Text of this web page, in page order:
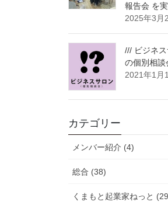
報告会 を
2025年3月
/// ビジネ
の個別相談
2021年1月
カテゴリー
メンバー紹介 (4)
総合 (38)
くまもと起業家ねっと